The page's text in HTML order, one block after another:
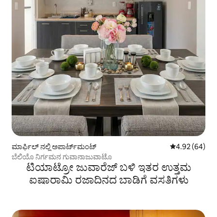
ಮಾರ್ಫಿಲ್ ನಲ್ಲಿ ಅಪಾರ್ಟ್‌ಮಂಟ್ 5 ರಲ್ಲಿ 4.92
4.92 (64)
ಬೆಲಿಯೊ ನಿರ್ಗಮನ ಗುವಾನಾಜುವಾಟೊ
ಟಿಯಾಟ್ರೋ ಜುವಾರೆಜ್ ಬಳಿ ಇತರ ಉತ್ತಮ
ಐಷಾರಾಮಿ ರಜಾದಿನದ ಬಾಡಿಗೆ ವಸತಿಗಳು